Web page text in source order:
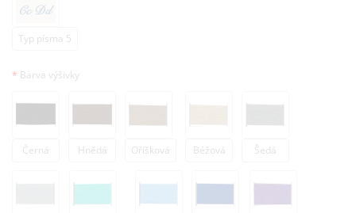
Typ písma 5
Barva výšivky
Černá Hnědá Oříšková Béžová Šedá